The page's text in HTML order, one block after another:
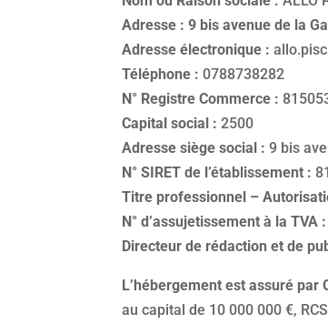
Adresse : 9 bis avenue de la
Adresse électronique :
Téléphone :0788738282
N° Registre Commerce :
Capital social :2500
Adresse siège social :9 bis
N° SIRET de l’établissement :
Titre professionnel –
N° d’assujetissement à la TVA :
Directeur de rédaction et de
L’hébergement est assuré par
au capital de 10 000 000 €,